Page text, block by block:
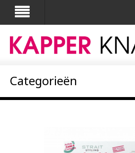
Categorieën